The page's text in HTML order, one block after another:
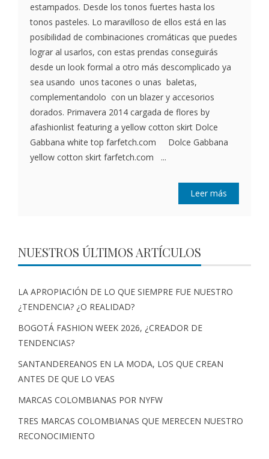
estampados. Desde los tonos fuertes hasta los
tonos pasteles. Lo maravilloso de ellos está en las
posibilidad de combinaciones cromáticas que puedes
lograr al usarlos, con estas prendas conseguirás
desde un look formal a otro más descomplicado ya
sea usando unos tacones o unas baletas,
complementandolo con un blazer y accesorios
dorados. Primavera 2014 cargada de flores by
afashionlist featuring a yellow cotton skirt Dolce
Gabbana white top farfetch.com Dolce Gabbana
yellow cotton skirt farfetch.com ...
Leer más
NUESTROS ÚLTIMOS ARTÍCULOS
LA APROPIACIÓN DE LO QUE SIEMPRE FUE NUESTRO
¿TENDENCIA? ¿O REALIDAD?
BOGOTÁ FASHION WEEK 2026, ¿CREADOR DE
TENDENCIAS?
SANTANDEREANOS EN LA MODA, LOS QUE CREAN
ANTES DE QUE LO VEAS
MARCAS COLOMBIANAS POR NYFW
TRES MARCAS COLOMBIANAS QUE MERECEN NUESTRO
RECONOCIMIENTO